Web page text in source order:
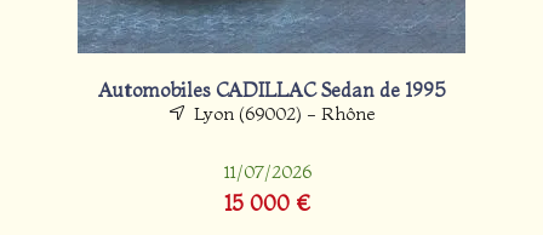
Automobiles CADILLAC Sedan de 1995
Lyon (69002) - Rhône
11/07/2026
15 000 €